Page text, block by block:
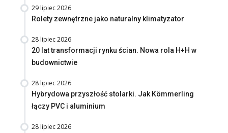
29 lipiec 2026
Rolety zewnętrzne jako naturalny klimatyzator
28 lipiec 2026
20 lat transformacji rynku ścian. Nowa rola H+H w
budownictwie
28 lipiec 2026
Hybrydowa przyszłość stolarki. Jak Kömmerling
łączy PVC i aluminium
28 lipiec 2026